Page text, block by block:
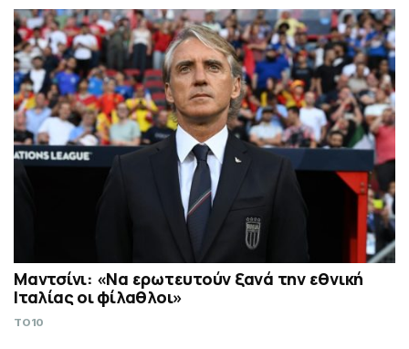
Μαντσίνι: «Να ερωτευτούν ξανά την εθνική
Ιταλίας οι φίλαθλοι»
TO10